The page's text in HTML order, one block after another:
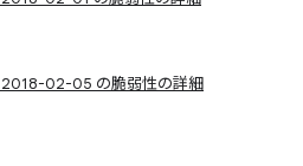
2018-02-05 の脆弱性の詳細